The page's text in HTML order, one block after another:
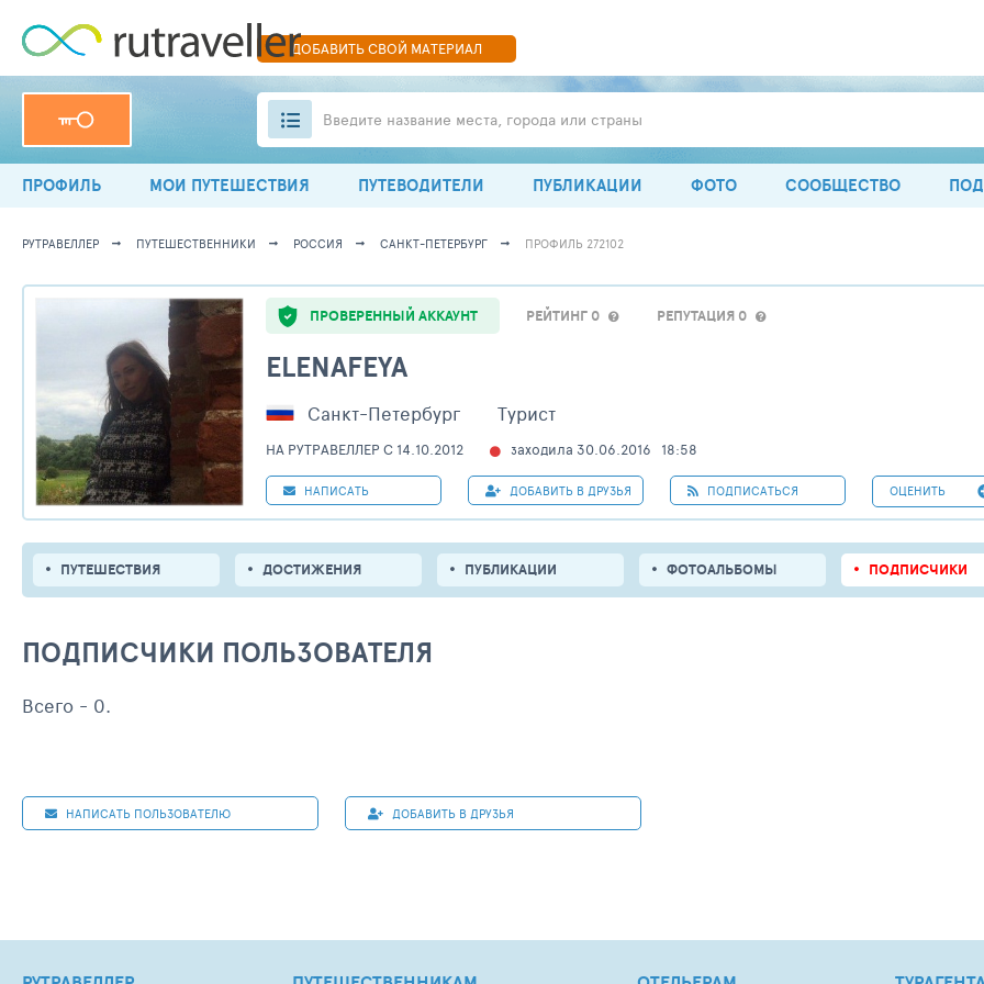
ДОБАВИТЬСВОЙ МАТЕРИАЛ
Введите название места, города или страны
ПРОФИЛЬ МОИ ПУТЕШЕСТВИЯ ПУТЕВОДИТЕЛИ ПУБЛИКАЦИИ ФОТО СООБЩЕСТВО
РУТРАВЕЛЛЕР ПУТЕШЕСТВЕННИКИ РОССИЯ САНКТ-ПЕТЕРБУРГ ПРОФИЛЬ 272102
ПРОВЕРЕННЫЙ АККАУНТ РЕЙТИНГ 0 РЕПУТАЦИЯ 0
ELENAFEYA
Санкт-Петербург Турист
НА РУТРАВЕЛЛЕР C 14.10.2012 заходила 30.06.2016 18:58
НАПИСАТЬ ДОБАВИТЬ В ДРУЗЬЯ ПОДПИСАТЬСЯ ОЦЕНИТЬ
ПУТЕШЕСТВИЯ ДОСТИЖЕНИЯ ПУБЛИКАЦИИ ФОТОАЛЬБОМЫ ПОДПИСЧИКИ
ПОДПИСЧИКИ ПОЛЬЗОВАТЕЛЯ
Всего - 0.
НАПИСАТЬ ПОЛЬЗОВАТЕЛЮ ДОБАВИТЬ В ДРУЗЬЯ